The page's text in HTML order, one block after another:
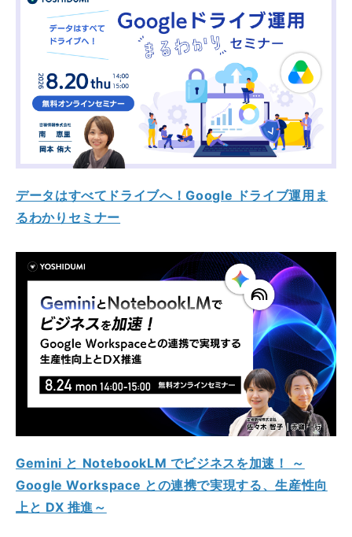
データはすべてドライブへ！Google ドライブ運用ま
るわかりセミナー
Gemini と NotebookLM でビジネスを加速！ ～
Google Workspace との連携で実現する、生産性向
上と DX 推進～